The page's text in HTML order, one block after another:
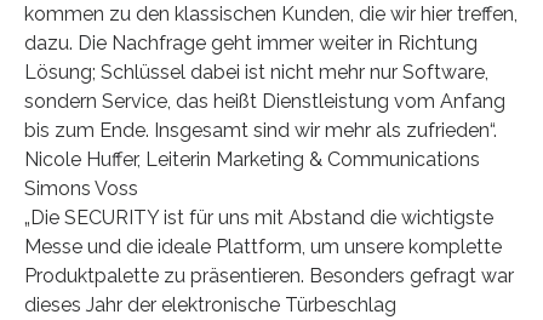
kommen zu den klassischen Kunden, die wir hier treffen,
dazu. Die Nachfrage geht immer weiter in Richtung
Lösung; Schlüssel dabei ist nicht mehr nur Software,
sondern Service, das heißt Dienstleistung vom Anfang
bis zum Ende. Insgesamt sind wir mehr als zufrieden“.
Nicole Huffer, Leiterin Marketing & Communications
Simons Voss
„Die SECURITY ist für uns mit Abstand die wichtigste
Messe und die ideale Plattform, um unsere komplette
Produktpalette zu präsentieren. Besonders gefragt war
dieses Jahr der elektronische Türbeschlag